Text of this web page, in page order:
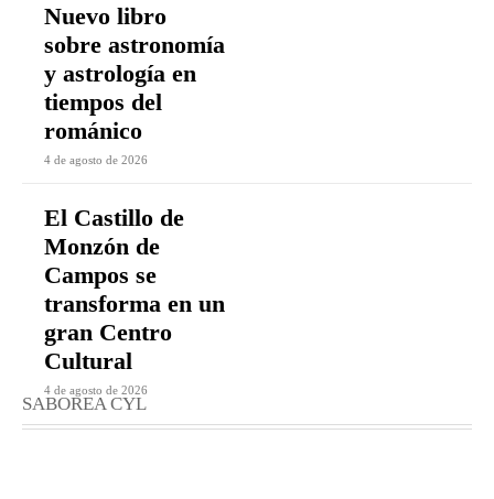
Nuevo libro
sobre astronomía
y astrología en
tiempos del
románico
4 de agosto de 2026
El Castillo de
Monzón de
Campos se
transforma en un
gran Centro
Cultural
4 de agosto de 2026
SABOREA CYL